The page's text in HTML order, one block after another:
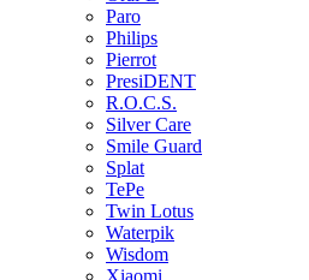
Paro
Philips
Pierrot
PresiDENT
R.O.C.S.
Silver Care
Smile Guard
Splat
TePe
Twin Lotus
Waterpik
Wisdom